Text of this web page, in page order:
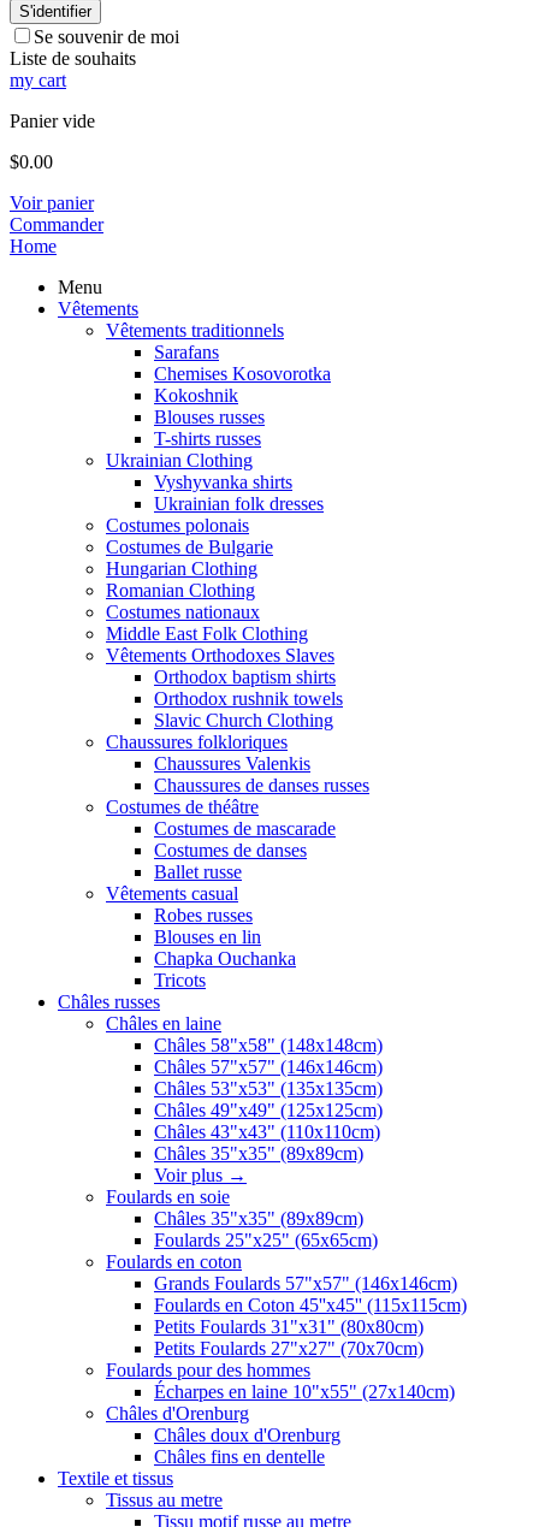
S'identifier
Se souvenir de moi
Liste de souhaits
my cart
Panier vide
$0.00
Voir panier
Commander
Home
Menu
Vêtements
Vêtements traditionnels
Sarafans
Chemises Kosovorotka
Kokoshnik
Blouses russes
T-shirts russes
Ukrainian Clothing
Vyshyvanka shirts
Ukrainian folk dresses
Costumes polonais
Costumes de Bulgarie
Hungarian Clothing
Romanian Clothing
Costumes nationaux
Middle East Folk Clothing
Vêtements Orthodoxes Slaves
Orthodox baptism shirts
Orthodox rushnik towels
Slavic Church Clothing
Chaussures folkloriques
Chaussures Valenkis
Chaussures de danses russes
Costumes de théâtre
Costumes de mascarade
Costumes de danses
Ballet russe
Vêtements casual
Robes russes
Blouses en lin
Chapka Ouchanka
Tricots
Châles russes
Châles en laine
Châles 58"x58" (148x148cm)
Châles 57"x57" (146x146cm)
Châles 53"x53" (135x135cm)
Châles 49"x49" (125x125cm)
Châles 43"x43" (110x110cm)
Châles 35"x35" (89x89cm)
Voir plus →
Foulards en soie
Châles 35"x35" (89x89cm)
Foulards 25"x25" (65x65cm)
Foulards en coton
Grands Foulards 57"x57" (146x146cm)
Foulards en Coton 45''x45'' (115x115cm)
Petits Foulards 31"x31" (80x80cm)
Petits Foulards 27"x27" (70x70cm)
Foulards pour des hommes
Écharpes en laine 10"x55" (27x140cm)
Châles d'Orenburg
Châles doux d'Orenburg
Châles fins en dentelle
Textile et tissus
Tissus au metre
Tissu motif russe au metre